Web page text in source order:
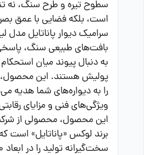
سطوح تیره و طرح سنگ، نه
است، بلکه فضایی با عمق
سرامیک دیوار پاناتایل مدل
بافت‌های طبیعی سنگ،
به دنبال پیوند میان
پولیش هستند. این محصول،
را به دیواره‌های شما هدیه
ویژگی‌های فنی و مزایای
این محصول، محصولی از شرکت
برند لوکس «پاناتایل» است